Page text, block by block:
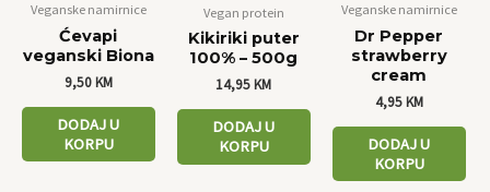
Veganske namirnice
Ćevapi
veganski Biona
9,50KM
DODAJ U
KORPU
Vegan protein
Kikiriki puter
100% – 500g
14,95KM
DODAJ U
KORPU
Veganske namirnice
Dr Pepper
strawberry
cream
4,95KM
DODAJ U
KORPU